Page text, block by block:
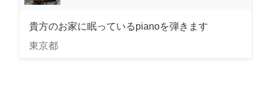
貴方のお家に眠っているpianoを弾きます
東京都